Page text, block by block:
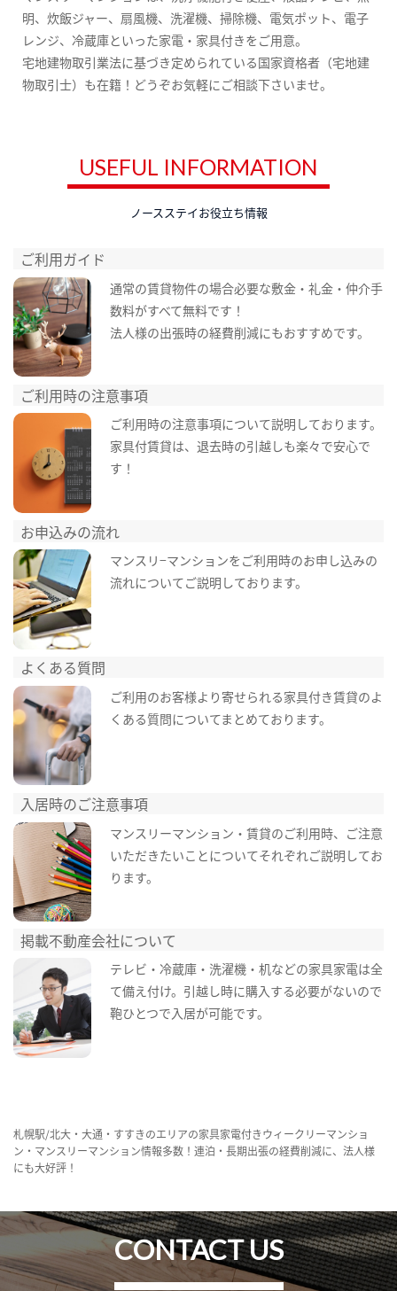
明、炊飯ジャー、扇風機、洗濯機、掃除機、電気ポット、電子
レンジ、冷蔵庫といった家電・家具付きをご用意。
宅地建物取引業法に基づき定められている国家資格者（宅地建
物取引士）も在籍！どうぞお気軽にご相談下さいませ。
USEFUL INFORMATION
ノースステイお役立ち情報
ご利用ガイド
通常の賃貸物件の場合必要な敷金・礼金・仲介手
数料がすべて無料です！
法人様の出張時の経費削減にもおすすめです。
ご利用時の注意事項
ご利用時の注意事項について説明しております。
家具付賃貸は、退去時の引越しも楽々で安心で
す！
お申込みの流れ
マンスリ−マンションをご利用時のお申し込みの
流れについてご説明しております。
よくある質問
ご利用のお客様より寄せられる家具付き賃貸のよ
くある質問についてまとめております。
入居時のご注意事項
マンスリーマンション・賃貸のご利用時、ご注意
いただきたいことについてそれぞれご説明してお
ります。
掲載不動産会社について
テレビ・冷蔵庫・洗濯機・机などの家具家電は全
て備え付け。引越し時に購入する必要がないので
鞄ひとつで入居が可能です。
札幌駅/北大・大通・すすきのエリアの家具家電付きウィークリーマンショ
ン・マンスリーマンション情報多数！連泊・長期出張の経費削減に、法人様
にも大好評！
CONTACT US